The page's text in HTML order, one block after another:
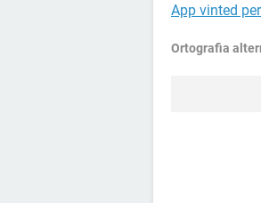
App vinted
Ortografia